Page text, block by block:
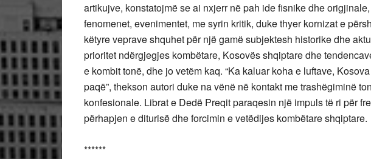
artikujve, konstatojmë se ai nxjerr në pah ide fisnike dhe
fenomenet, evenimentet, me syrin kritik, duke thyer kornizat e
këtyre veprave shquhet për një gamë subjektesh historike dhe
prioritet ndërgjegjes kombëtare, Kosovës shqiptare dhe
e kombit tonë, dhe jo vetëm kaq. “Ka kaluar koha e luftave,
paqë”, thekson autori duke na vënë në kontakt me trashëgiminë
konfesionale. Librat e Dedë Preqit paraqesin një impuls të ri për
përhapjen e diturisë dhe forcimin e vetëdijes kombëtare shqiptare.
******